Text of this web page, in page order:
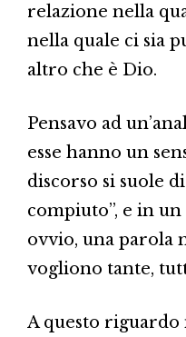
relazione nella
nella quale ci sia
altro che è Dio.
Pensavo ad
esse hanno un
discorso si suole
compiuto”, e in
ovvio, una parola
vogliono tante,
A questo